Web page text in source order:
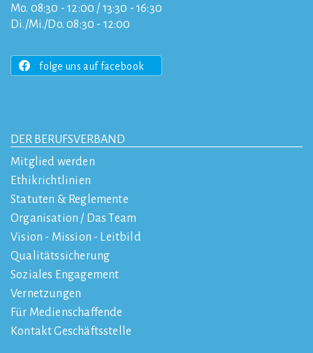
Mo. 08:30 - 12:00 / 13:30 - 16:30
Di./Mi./Do. 08:30 - 12:00
folge uns auf facebook
DER BERUFSVERBAND
Mitglied werden
Ethikrichtlinien
Statuten & Reglemente
Organisation / Das Team
Vision - Mission - Leitbild
Qualitätssicherung
Soziales Engagement
Vernetzungen
Für Medienschaffende
Kontakt Geschäftsstelle